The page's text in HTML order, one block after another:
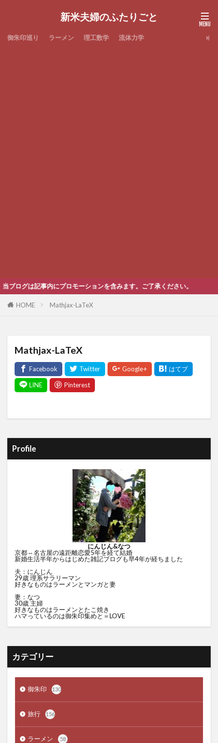
新米夫婦のふたりごと
御朱印巡り ラーメン 理工数学 流体力学
ログは記事内にプロモーションを含みます。ご了承ください。
HOME Mathjax-LaTeX
Mathjax-LaTeX
Profile
にんじん&なつ
京都⇔名古屋の遠距離恋愛5年を経て結婚
新婚生活半年からはじめた雑記ブログも早4年が経ちました
夫：にんじん
29歳 理系サラリーマン
好きなものはラーメンとマンガと妻
妻：なつ
30歳 主婦
好きなものはラーメンとたこ焼き
ハマっているのは御朱印集めと＝LOVE
カテゴリー
御朱印 130
旅行 156
ラーメン 58